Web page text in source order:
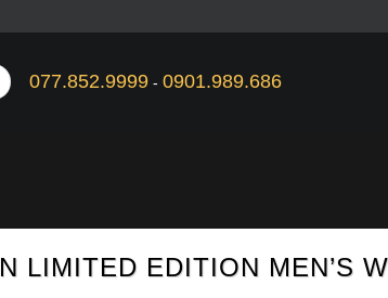
077.852.9999- 0901.989.686
LIMITED EDITION MEN’S